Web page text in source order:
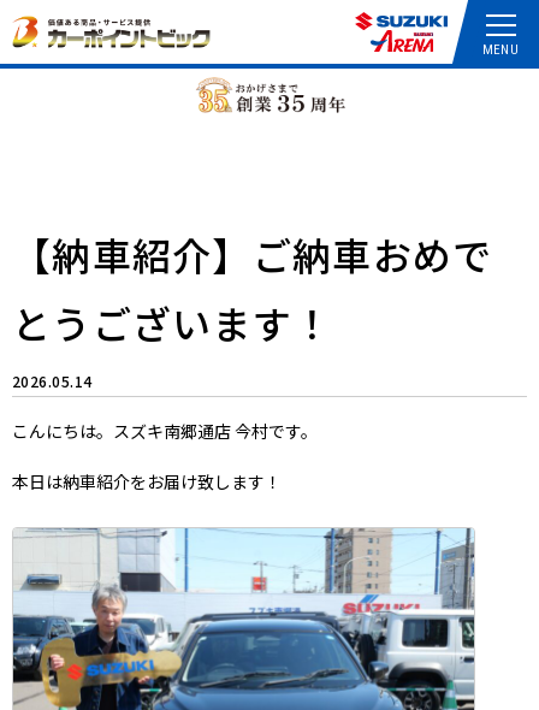
【納車紹介】ご納車おめで
とうございます！
2026.05.14
こんにちは。スズキ南郷通店 今村です。
本日は納車紹介をお届け致します！